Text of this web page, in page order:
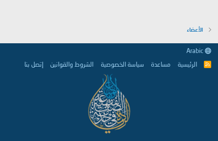
الأعضاء
R
الرئيسية مساعدة سياسة الخصوصية الشروط والقوانين إتصل بنا